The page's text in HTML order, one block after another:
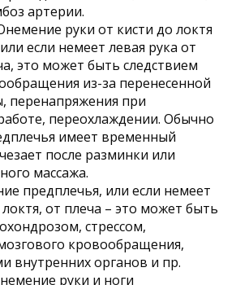
артерии.
руки от кисти до локтя
если немеет левая рука от
это может быть следствием
из-за перенесенной
перенапряжения при
переохлаждении. Обычно
имеет временный
после разминки или
массажа.
предплечья, или если немеет
от плеча – это может быть
стрессом,
кровообращения,
внутренних органов и пр.
руки и ноги